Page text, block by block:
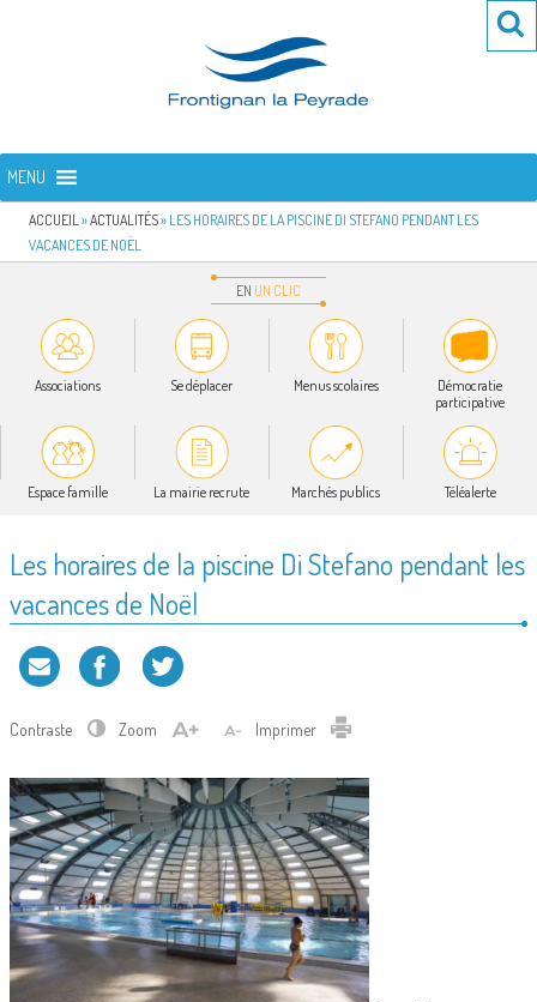
FRONTIGNAN LA PEYRADE
MENU
ACCUEIL »ACTUALITÉS» LES HORAIRES DE LA PISCINE DI STEFANO PENDANT LES
VACANCES DE NOËL
EN UN CLIC
Associations Se déplacer Menus scolaires
Démocratie
participative
Espace famille La mairie recrute Marchés publics Téléalerte
Les horaires de la piscine Di Stefano pendant les
vacances de Noël
Contraste Zoom Imprimer